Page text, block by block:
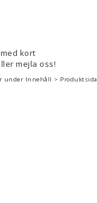
kort
mejla oss!
under Innehåll > Produktsida